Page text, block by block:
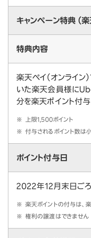
キャンペーン特典 （楽
特典内容
楽天ペイ（オンライ
いた楽天会員様に
分を楽天ポイント付与
※
上限1,500ポイント
※
付与されるポイント数は
ポイント付与日
2022年12月末日ごろ
※
楽天ポイントの付与は、
※
権利の譲渡はできません